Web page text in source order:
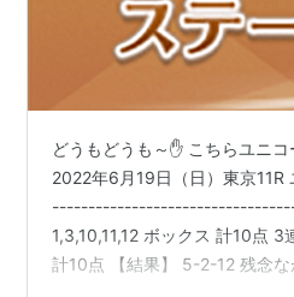
どうもどうも～✋ こちらユニコ
2022年6月19日（日）東京
1,3,10,11,12 ボックス 計10点 3
計10点 【結果】 5-2-12 残念な